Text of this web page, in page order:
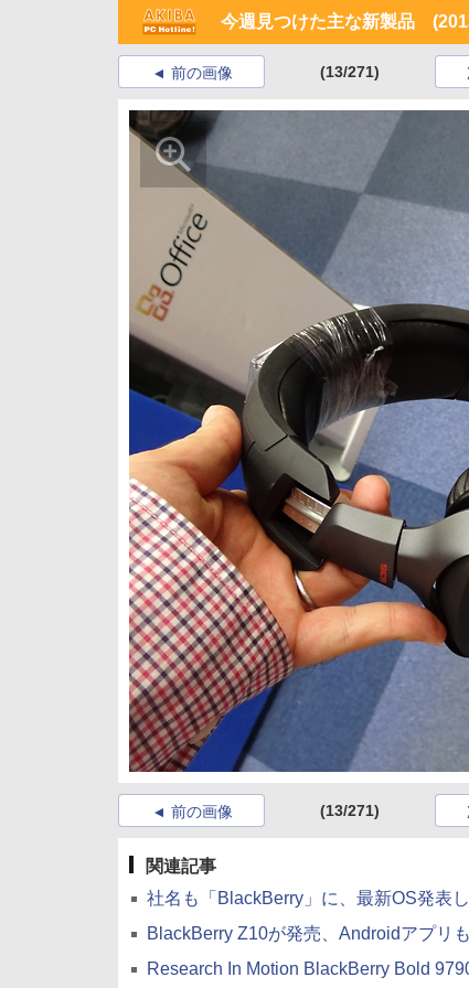
今週見つけた主な新製品
前の画像 (13/271)
前の画像 (13/271)
関連記事
社名も「BlackBerry」に、最新OS発表
BlackBerry Z10が発売、Androidアプリ
Research In Motion BlackBerry Bold